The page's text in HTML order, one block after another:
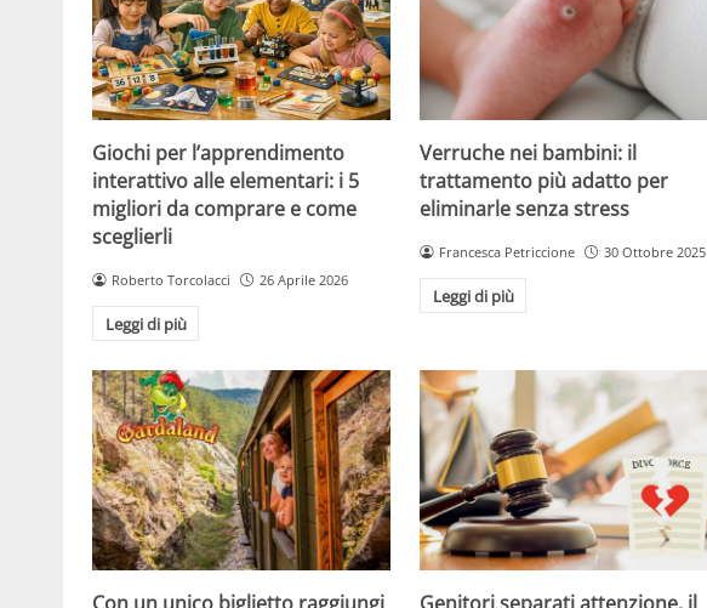
Giochi per l’apprendimento
interattivo alle elementari: i 5
migliori da comprare e come
sceglierli
Roberto Torcolacci 26 Aprile 2026
Leggi di più
Verruche nei bambini: il
trattamento più adatto per
eliminarle senza stress
Francesca Petriccione 30 Ottobre 2025
Leggi di più
Con un unico biglietto raggiungi Genitori separati attenzione, il